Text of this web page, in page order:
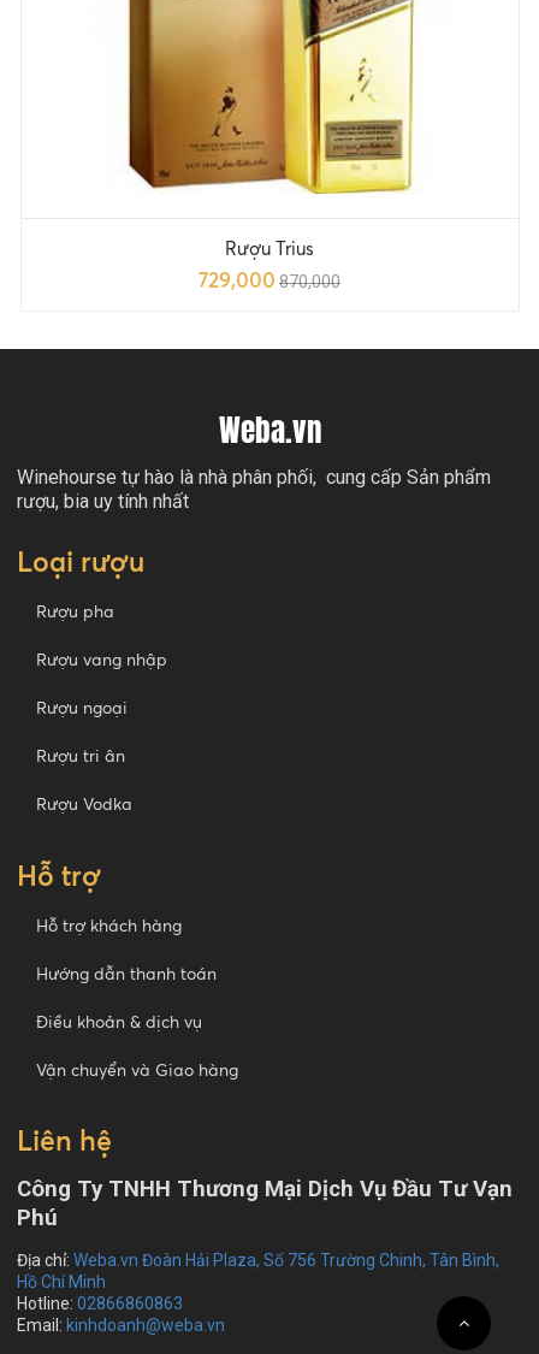
Rượu Trius
729,000 870,000
Weba.vn
Winehourse tự hào là nhà phân phối, cung cấp Sản phẩm
rượu, bia uy tính nhất
Loại rượu
Rượu pha
Rượu vang nhập
Rượu ngoại
Rượu tri ân
Rượu Vodka
Hỗ trợ
Hỗ trợ khách hàng
Hướng dẫn thanh toán
Điều khoản & dịch vụ
Vận chuyển và Giao hàng
Liên hệ
Công Ty TNHH Thương Mại Dịch Vụ Đầu Tư Vạn
Phú
Địa chỉ: Weba.vn Đoàn Hải Plaza, Số 756 Trường Chinh, Tân Bình,
Hồ Chí Minh
Hotline: 02866860863
Email: kinhdoanh@weba.vn